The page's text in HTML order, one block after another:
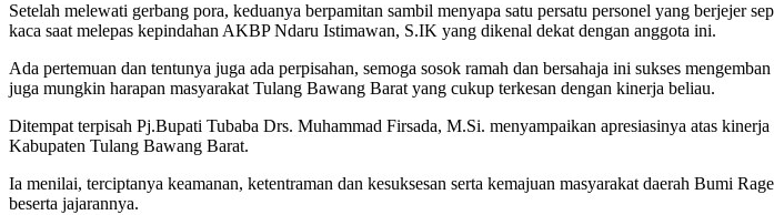
Setelah melewati gerbang pora, keduanya berpamitan sambil menyapa satu persatu personel yang berjejer
kaca saat melepas kepindahan AKBP Ndaru Istimawan, S.IK yang dikenal dekat dengan anggota ini.
Ada pertemuan dan tentunya juga ada perpisahan, semoga sosok ramah dan bersahaja ini sukses
juga mungkin harapan masyarakat Tulang Bawang Barat yang cukup terkesan dengan kinerja beliau.
Ditempat terpisah Pj.Bupati Tubaba Drs. Muhammad Firsada, M.Si. menyampaikan apresiasinya atas
Kabupaten Tulang Bawang Barat.
Ia menilai, terciptanya keamanan, ketentraman dan kesuksesan serta kemajuan masyarakat daerah Bumi
beserta jajarannya.